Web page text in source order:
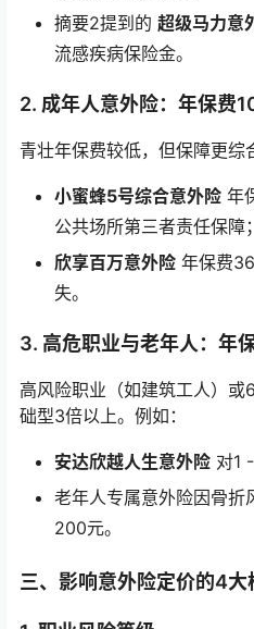
摘要2提到的 超级马力意
流感疾病保险金。
2. 成年人意外险：年保费
青壮年保费较低，但保障更综
小蜜蜂5号综合意外险 年
公共场所第三者责任保障；
欣享百万意外险 年保费
失。
3. 高危职业与老年人：年
高风险职业（如建筑工人）
础型3倍以上。例如：
安达欣越人生意外险 对1
老年人专属意外险因骨折
200元。
三、影响意外险定价的4大